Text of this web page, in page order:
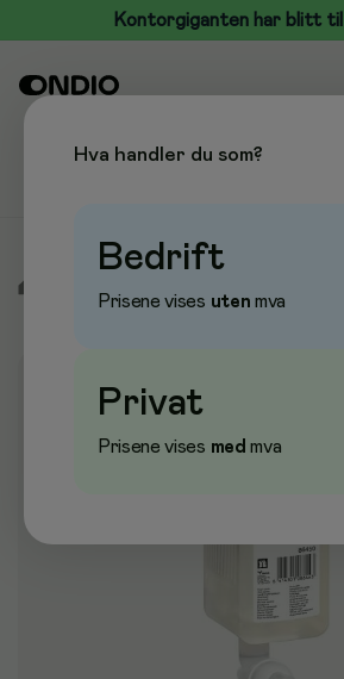
Kontorgiganten har blitt til
Hva handler du som?
Bedrift
Prisene vises uten mva
Privat
Prisene vises med mva